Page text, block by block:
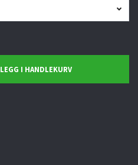
LEGG I HANDLEKURV